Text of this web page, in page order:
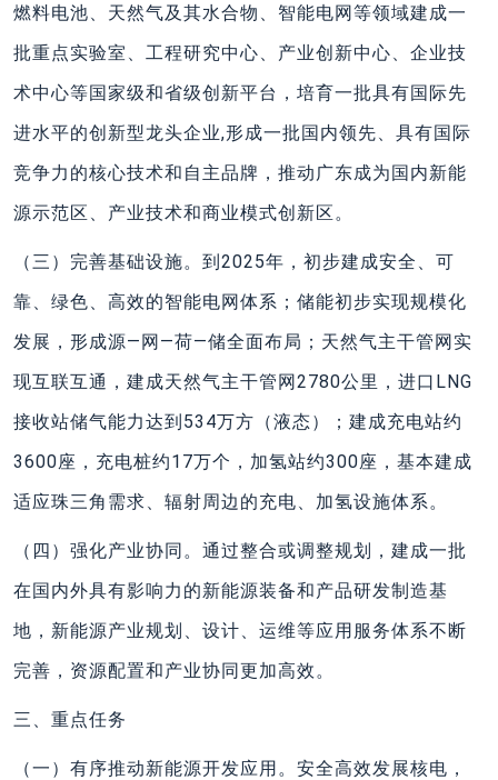
燃料电池、天然气及其水合物、智能电网等领域建成一
批重点实验室、工程研究中心、产业创新中心、企业技
术中心等国家级和省级创新平台，培育一批具有国际先
进水平的创新型龙头企业,形成一批国内领先、具有国际
竞争力的核心技术和自主品牌，推动广东成为国内新能
源示范区、产业技术和商业模式创新区。
（三）完善基础设施。到2025年，初步建成安全、可
靠、绿色、高效的智能电网体系；储能初步实现规模化
发展，形成源—网—荷—储全面布局；天然气主干管网实
现互联互通，建成天然气主干管网2780公里，进口LNG
接收站储气能力达到534万方（液态）；建成充电站约
3600座，充电桩约17万个，加氢站约300座，基本建成
适应珠三角需求、辐射周边的充电、加氢设施体系。
（四）强化产业协同。通过整合或调整规划，建成一批
在国内外具有影响力的新能源装备和产品研发制造基
地，新能源产业规划、设计、运维等应用服务体系不断
完善，资源配置和产业协同更加高效。
三、重点任务
（一）有序推动新能源开发应用。安全高效发展核电，